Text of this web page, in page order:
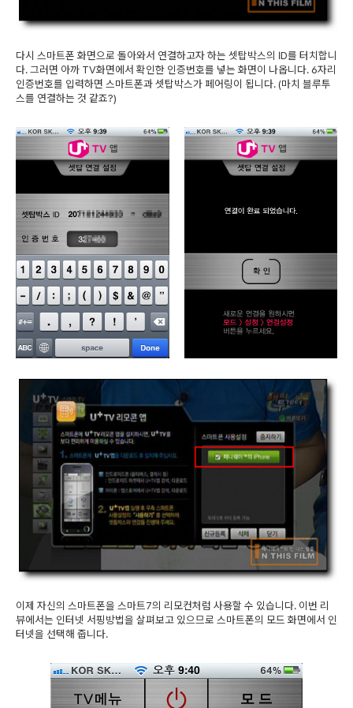
다시 스마트폰 화면으로 돌아와서 연결하고자 하는 셋탑박스의 ID를 터치합니
다. 그러면 아까 TV화면에서 확인한 인증번호를 넣는 화면이 나옵니다. 6자리
인증번호를 입력하면 스마트폰과 셋탑박스가 페어링이 됩니다. (마치 블루투
스를 연결하는 것 같죠?)
이제 자신의 스마트폰을 스마트7의 리모컨처럼 사용할 수 있습니다. 이번 리
뷰에서는 인터넷 서핑방법을 살펴보고 있으므로 스마트폰의 모드 화면에서 인
터넷을 선택해 줍니다.